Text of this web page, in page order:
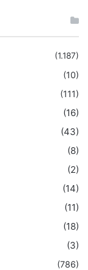
(1.187)
(10)
(111)
(16)
(43)
(8)
(2)
(14)
(11)
(18)
(3)
(786)